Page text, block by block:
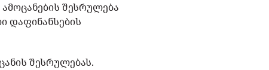
შესრულება
დაფინანსების
შესრულებას.